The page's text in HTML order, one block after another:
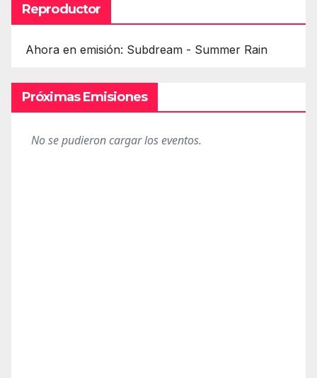
Reproductor
Ahora en emisión: Subdream - Summer Rain
Próximas Emisiones